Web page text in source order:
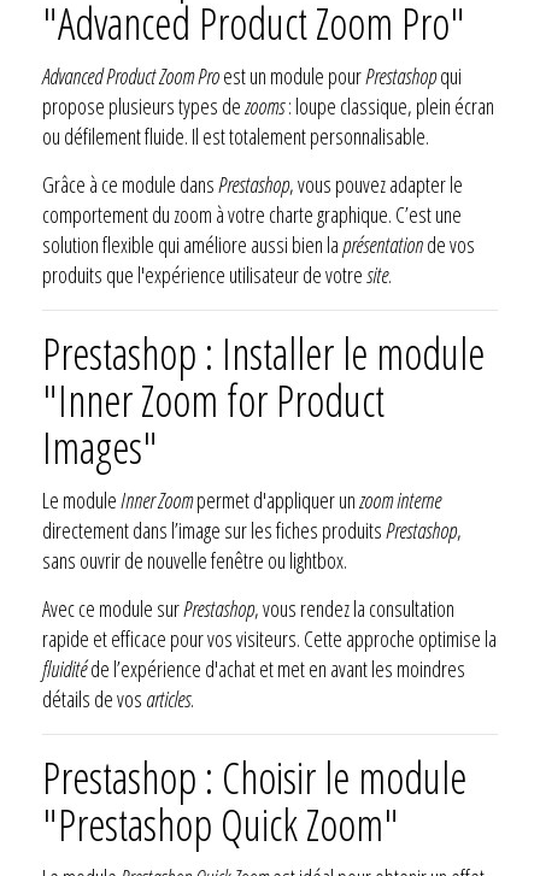
"Advanced Product Zoom Pro"
Advanced Product Zoom Proest un module pourPrestashopqui
propose plusieurs types dezooms: loupe classique, plein écran
ou défilement fluide. Il est totalement personnalisable.
Grâce à ce module dansPrestashop, vous pouvez adapter le
comportement du zoom à votre charte graphique. C’est une
solution flexible qui améliore aussi bien laprésentationde vos
produits que l'expérience utilisateur de votresite.
Prestashop : Installer le module
"Inner Zoom for Product
Images"
Le moduleInner Zoompermet d'appliquer unzoom interne
directement dans l’image sur les fiches produitsPrestashop,
sans ouvrir de nouvelle fenêtre ou lightbox.
Avec ce module surPrestashop, vous rendez la consultation
rapide et efficace pour vos visiteurs. Cette approche optimise la
fluiditéde l’expérience d'achat et met en avant les moindres
détails de vos articles.
Prestashop : Choisir le module
"Prestashop Quick Zoom"